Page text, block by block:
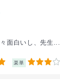
面白いし、先生...
楽単 3